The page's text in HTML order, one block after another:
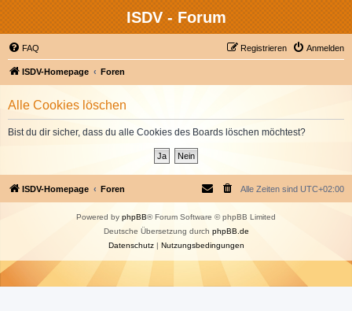
ISDV - Forum
FAQ Anmelden
Registrieren
ISDV-Homepage Foren
Alle Cookies löschen
Bist du dir sicher, dass du alle Cookies des Boards löschen möchtest?
ISDV-Homepage Foren Alle Zeiten sind UTC+02:00
Powered by phpBB® Forum Software © phpBB Limited
Deutsche Übersetzung durch phpBB.de
Datenschutz| Nutzungsbedingungen